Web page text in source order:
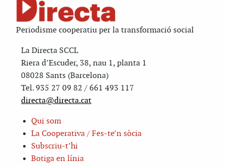
Periodisme cooperatiu per la transformació social
La Directa SCCL
Riera d’Escuder, 38, nau 1, planta 1
08028 Sants (Barcelona)
Tel. 935 27 09 82 / 661 493 117
directa@directa.cat
Qui som
La Cooperativa / Fes-te’n sòcia
Subscriu-t’hi
Botiga en línia